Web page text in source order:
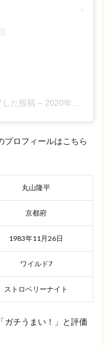
た投稿 – 2020年10月月2日午前5時32分PDT
プロフィールはこちら
丸山隆平
京都府
1983年11月26日
ワイルド7
ストロベリーナイト
ガチうまい！」と評価